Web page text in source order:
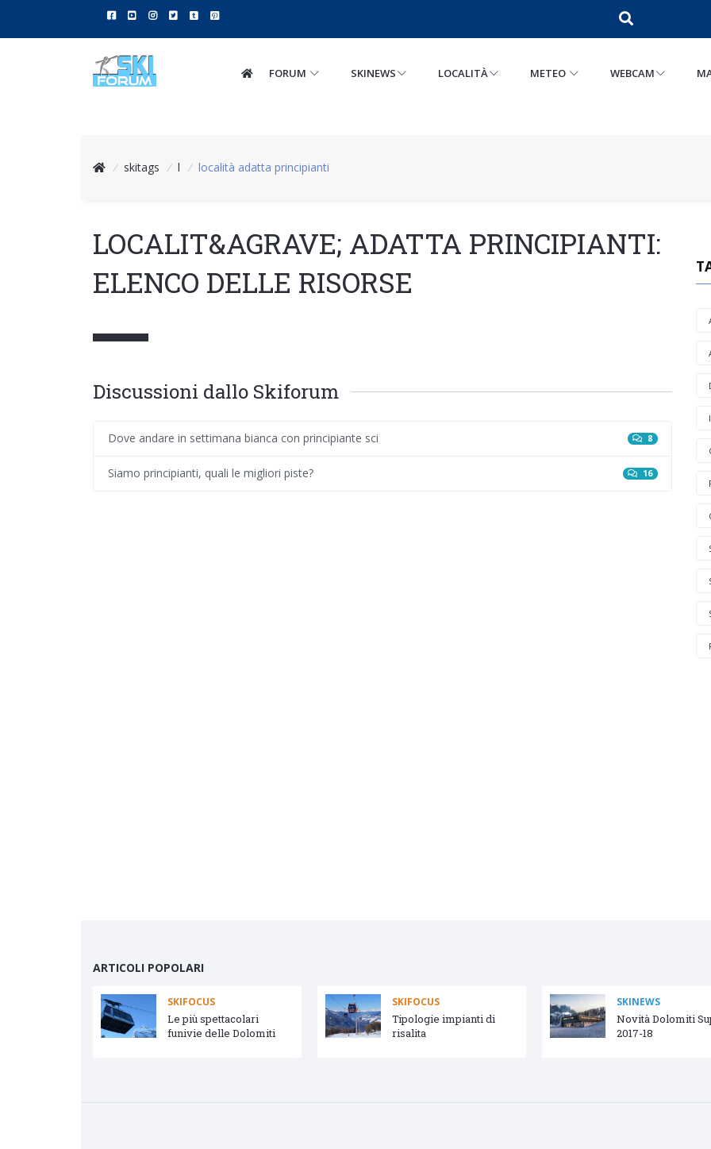
FORUM SKINEWS LOCALITÀ METEO WEBCAM
/ skitags / l / località adatta principianti
LOCALIT&AGRAVE; ADATTA PRINCIPIANTI:
ELENCO DELLE RISORSE
Discussioni dallo Skiforum
Dove andare in settimana bianca con principiante sci 8
Siamo principianti, quali le migliori piste? 16
ARTICOLI POPOLARI
SKIFOCUS
Le più spettacolari
funivie delle Dolomiti
SKIFOCUS
Tipologie impianti di
risalita
SKINEWS
Novità Dolomiti
2017-18